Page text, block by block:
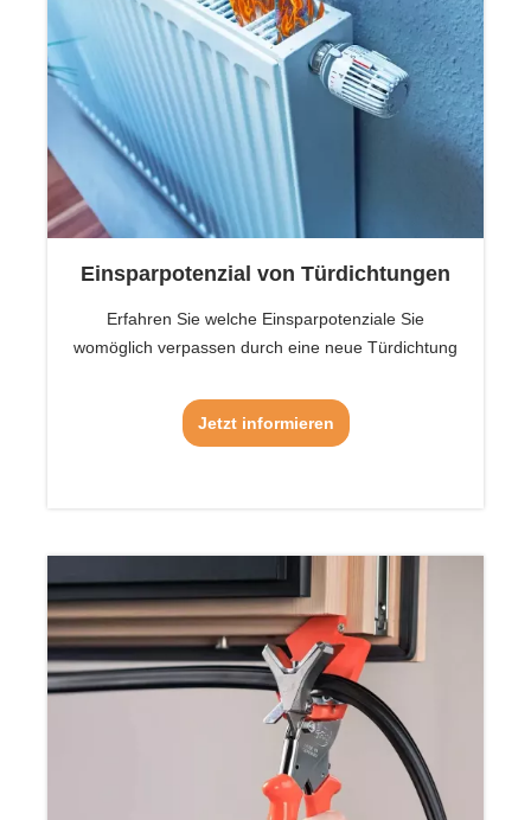
Einsparpotenzial von Türdichtungen
Erfahren Sie welche Einsparpotenziale Sie
womöglich verpassen durch eine neue Türdichtung
Jetzt informieren